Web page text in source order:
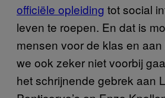
officiële opleiding tot social
leven te roepen. En dat is
mensen voor de klas en
we ook zeker niet voorbij
het schrijnende gebrek aan